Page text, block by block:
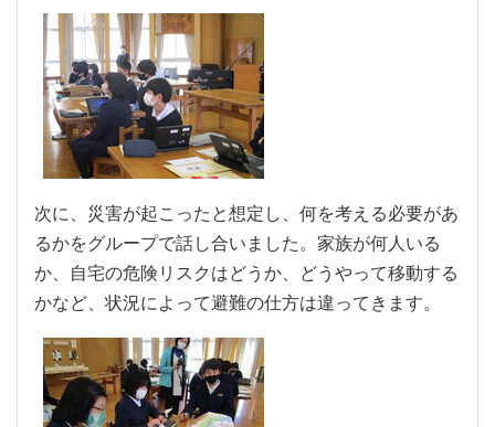
次に、災害が起こったと想定し、何を考える必要があ
るかをグループで話し合いました。家族が何人いる
か、自宅の危険リスクはどうか、どうやって移動する
かなど、状況によって避難の仕方は違ってきます。